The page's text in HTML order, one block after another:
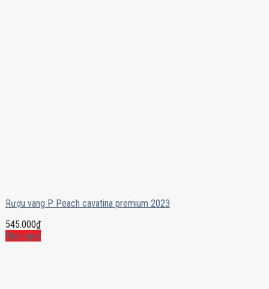
Rượu vang P Peach cavatina premium 2023
545.000₫
Mua ngay